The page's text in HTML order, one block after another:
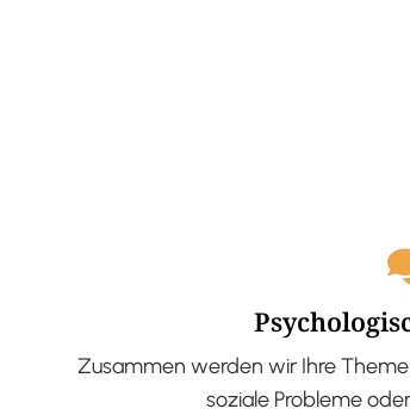
Zusammen werden wir Ihre
soziale Probleme